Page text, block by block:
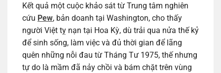
Kết quả một cuộc khảo sát từ Trung tâm nghiên
cứu Pew, bản doanh tại Washington, cho thấy
người Việt tỵ nạn tại Hoa Kỳ, dù trải qua nửa thế kỷ
để sinh sống, làm việc và đủ thời gian để lãng
quên những nỗi đau từ Tháng Tư 1975, thế nhưng
tự do là mầm đã nảy chồi và bám chặt trên vùng